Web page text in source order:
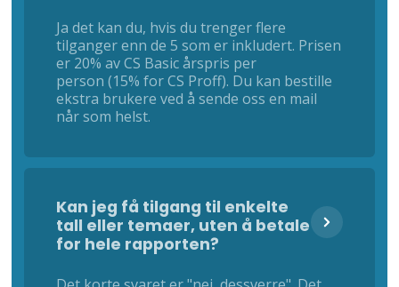
Ja det kan du, hvis du trenger flere
tilganger enn de 5 som er inkludert. Prisen
er 20% av CS Basic årspris per
person (15% for CS Proff). Du kan bestille
ekstra brukere ved å sende oss en mail
når som helst.
Kan jeg få tilgang til enkelte
tall eller temaer, uten å betale
for hele rapporten?